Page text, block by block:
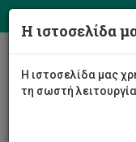
Η ιστοσελίδα
Η ιστοσελίδα μας
τη σωστή